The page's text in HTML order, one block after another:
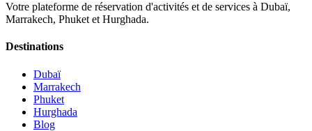
Votre plateforme de réservation d'activités et de services à Dubaï,
Marrakech, Phuket et Hurghada.
Destinations
Dubaï
Marrakech
Phuket
Hurghada
Blog